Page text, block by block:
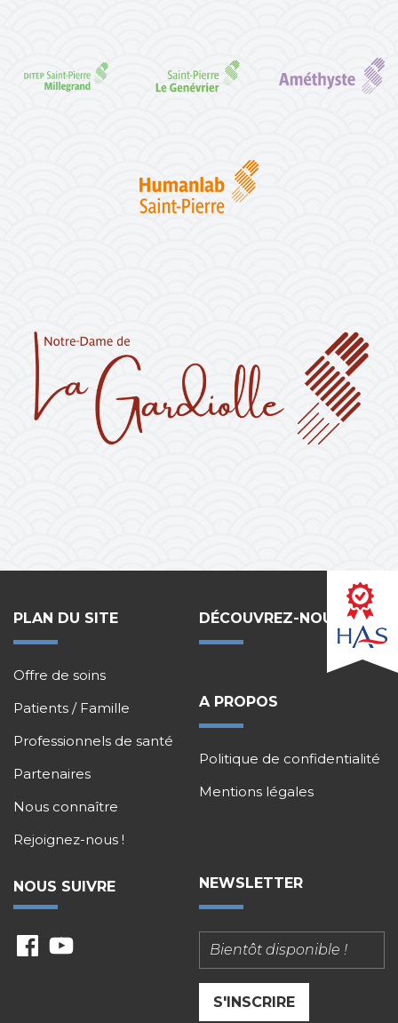
PLAN DU SITE
Offre de soins
Patients / Famille
Professionnels de santé
Partenaires
Nous connaître
Rejoignez-nous !
DÉCOUVREZ-NOUS !
A PROPOS
Politique de confidentialité
Mentions légales
NOUS SUIVRE
fb ytu
NEWSLETTER